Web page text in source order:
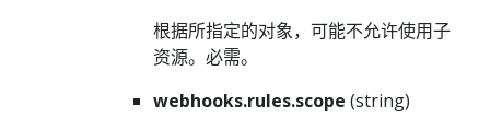
根据所指定的对象，可能不允许使用子
资源。必需。
webhooks.rules.scope (string)